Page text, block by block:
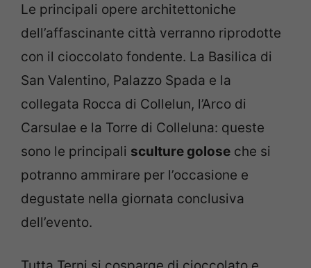
Le principali opere architettoniche
dell’affascinante città verranno riprodotte
con il cioccolato fondente. La Basilica di
San Valentino, Palazzo Spada e la
collegata Rocca di Collelun, l’Arco di
Carsulae e la Torre di Colleluna: queste
sono le principali sculture golose che si
potranno ammirare per l’occasione e
degustate nella giornata conclusiva
dell’evento.